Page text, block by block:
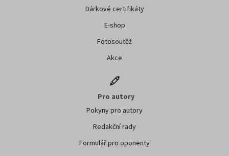
Dárkové certifikáty
E-shop
Fotosoutěž
Akce
Pro autory
Pokyny pro autory
Redakční rady
Formulář pro oponenty